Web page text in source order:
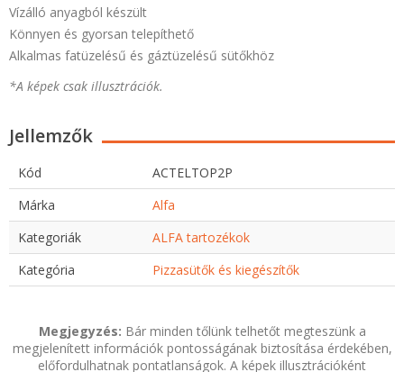
Vízálló anyagból készült
Könnyen és gyorsan telepíthető
Alkalmas fatüzelésű és gáztüzelésű sütőkhöz
*A képek csak illusztrációk.
Jellemzők
Kód
ACTELTOP2P
Márka
Alfa
Kategoriák
ALFA tartozékok
Kategória
Pizzasütők és kiegészítők
Megjegyzés: Bár minden tőlünk telhetőt megteszünk a
megjelenített információk pontosságának biztosítása érdekében,
előfordulhatnak pontatlanságok. A képek illusztrációként